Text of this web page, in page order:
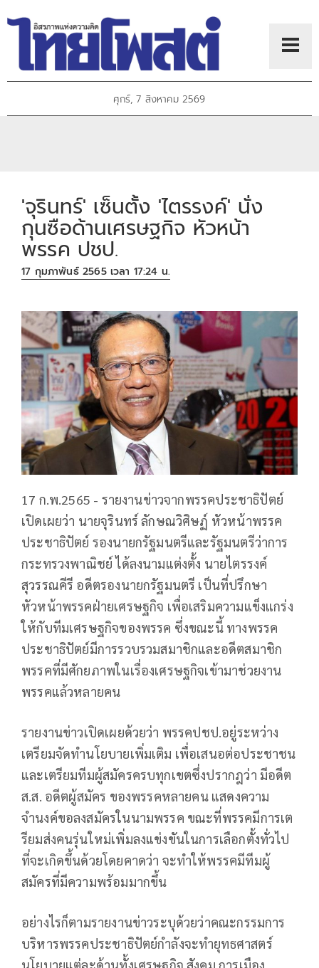
ศุกร์, 7 สิงหาคม 2569
'จุรินทร์' เซ็นตั้ง 'ไตรรงค์' นั่ง
กุนซือด้านเศรษฐกิจ หัวหน้า
พรรค ปชป.
17 กุมภาพันธ์ 2565 เวลา 17:24 น.
17 ก.พ.2565 - รายงานข่าวจากพรรคประชาธิปัตย์
เปิดเผยว่า นายจุรินทร์ ลักษณวิศิษฏ์ หัวหน้าพรรค
ประชาธิปัตย์ รองนายกรัฐมนตรีและรัฐมนตรีว่าการ
กระทรวงพาณิชย์ ได้ลงนามแต่งตั้ง นายไตรรงค์
สุวรรณคีรี อดีตรองนายกรัฐมนตรี เป็นที่ปรึกษา
หัวหน้าพรรคฝ่ายเศรษฐกิจ เพื่อเสริมความแข็งแกร่ง
ให้กับทีมเศรษฐกิจของพรรค ซึ่งขณะนี้ ทางพรรค
ประชาธิปัตย์มีการรวบรวมสมาชิกและอดีตสมาชิก
พรรคที่มีศักยภาพในเรื่องเศรษฐกิจเข้ามาช่วยงาน
พรรคแล้วหลายคน
รายงานข่าวเปิดเผยด้วยว่า พรรคปชป.อยู่ระหว่าง
เตรียมจัดทำนโยบายเพิ่มเติม เพื่อเสนอต่อประชาชน
และเตรียมทีมผู้สมัครครบทุกเขตซึ่งปรากฎว่า มีอดีต
ส.ส. อดีตผู้สมัคร ของพรรคหลายคน แสดงความ
จำนงค์ขอลงสมัครในนามพรรค ขณะที่พรรคมีการเต
รียมส่งคนรุ่นใหม่เพิ่มลงแข่งขันในการเลือกตั้งทั่วไป
ที่จะเกิดขึ้นด้วยโดยคาดว่า จะทำให้พรรคมีทีมผู้
สมัครที่มีความพร้อมมากขึ้น
อย่างไรก็ตามรายงานข่าวระบุด้วยว่าคณะกรรมการ
บริหารพรรคประชาธิปัตย์กำลังจะทำยุทธศาสตร์
นโยบายแต่ละด้านทั้งเศรษฐกิจ สังคม การเมือง